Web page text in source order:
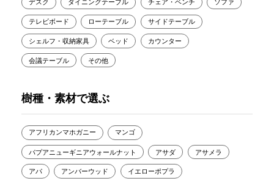
デスク ダイニングテーブル チェア・ベンチ ソファ
テレビボード ローテーブル サイドテーブル
シェルフ・収納家具 ベッド カウンター
会議テーブル その他
樹種・素材で選ぶ
アフリカンマホガニー マンゴ
パプアニューギニアウォールナット アサダ アサメラ
アパ アンバーウッド イエローポプラ